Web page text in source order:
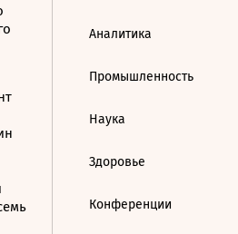
Аналитика
Промышленность
Наука
Здоровье
Конференции